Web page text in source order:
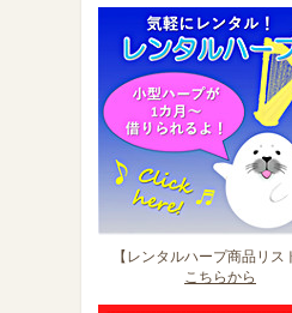
【レンタルハープ商品リス
こちらから